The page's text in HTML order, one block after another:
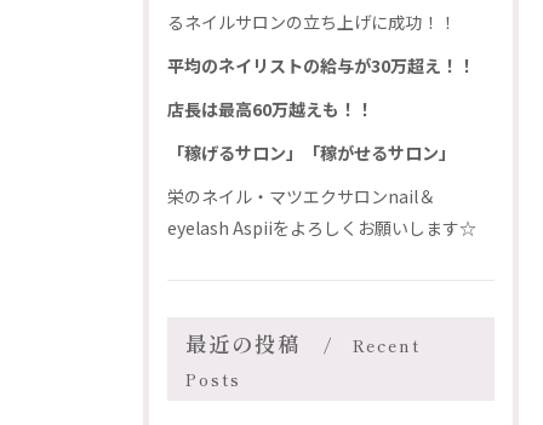
るネイルサロンの立ち上げに成功！！
平均のネイリストの給与が30万超え！！
店長は最高60万越えも！！
「稼げるサロン」「稼がせるサロン」
栄のネイル・マツエクサロンnail＆
eyelash Aspiiをよろしくお願いします☆
最近の投稿
Recent
Posts